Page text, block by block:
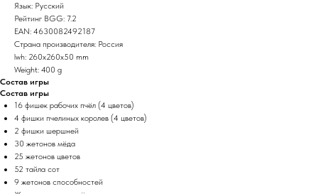
Язык: Русский
Рейтинг BGG: 7.2
EAN: 4630082492187
Страна производителя: Россия
lwh: 260x260x50 mm
Weight: 400 g
Состав игры
Состав игры
16 фишек рабочих пчёл (4 цветов)
4 фишки пчелиных королев (4 цветов)
2 фишки шершней
30 жетонов мёда
25 жетонов цветов
52 тайла сот
9 жетонов способностей